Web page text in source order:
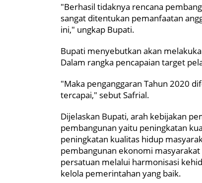
"Berhasil tidaknya rencana
sangat ditentukan pemanfaatan
ini," ungkap Bupati.
Bupati menyebutkan akan
Dalam rangka pencapaian target
"Maka penganggaran Tahun 2020
tercapai," sebut Safrial.
Dijelaskan Bupati, arah kebijakan
pembangunan yaitu peningkatan
peningkatan kualitas hidup
pembangunan ekonomi
persatuan melalui harmonisasi
kelola pemerintahan yang baik.